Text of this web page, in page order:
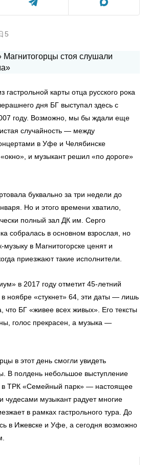
5
гастрольной карты отца русского рока
дня БГ выступал здесь с
году. Возможно, мы бы ждали еще
случайность — между
в Уфе и Челябинске
и музыкант решил «по дороге»
буквально за три недели до
Но и этого времени хватило,
полный зал ДК им. Серго
собралась в основном взрослая, но
в Магнитогорске ценят и
приезжают такие исполнители.
в 2017 году отметит 45-летний
ноябре «стукнет» 64, эти даты — лишь
что БГ «живее всех живых». Его тексты
голос прекрасен, а музыка —
в этот день смогли увидеть
В полдень небольшое выступление
в ТРК «Семейный парк» — настоящее
чудесами музыкант радует многие
в рамках гастрольного тура. До
в Ижевске и Уфе, а сегодня возможно